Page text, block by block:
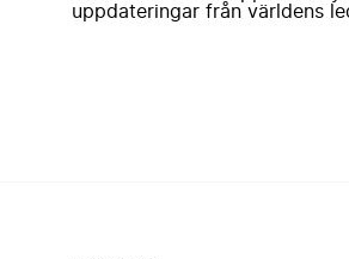
uppdateringar från världens